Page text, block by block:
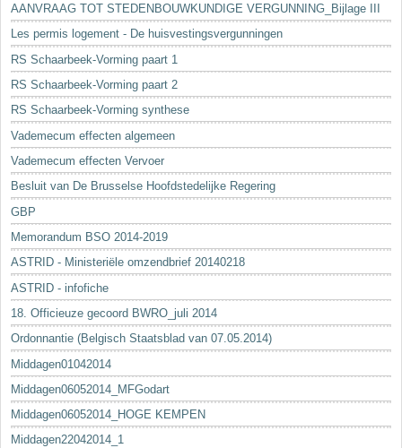
AANVRAAG TOT STEDENBOUWKUNDIGE VERGUNNING_Bijlage III
Les permis logement - De huisvestingsvergunningen
RS Schaarbeek-Vorming paart 1
RS Schaarbeek-Vorming paart 2
RS Schaarbeek-Vorming synthese
Vademecum effecten algemeen
Vademecum effecten Vervoer
Besluit van De Brusselse Hoofdstedelijke Regering
GBP
Memorandum BSO 2014-2019
ASTRID - Ministeriële omzendbrief 20140218
ASTRID - infofiche
18. Officieuze gecoord BWRO_juli 2014
Ordonnantie (Belgisch Staatsblad van 07.05.2014)
Middagen01042014
Middagen06052014_MFGodart
Middagen06052014_HOGE KEMPEN
Middagen22042014_1